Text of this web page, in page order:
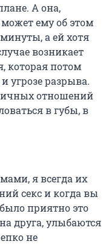
А она,
ему об этом
а ей хотя
возникает
которая потом
угрозе разрыва.
отношений
в губы, в
я всегда их
секс и когда вы
приятно это
друга, улыбаются
не